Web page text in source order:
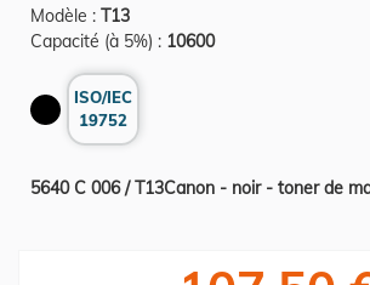
gallery
Modèle : T13
Capacité (à 5%) : 10600
ISO/IEC
19752
5640 C 006 / T13Canon - noir - toner de